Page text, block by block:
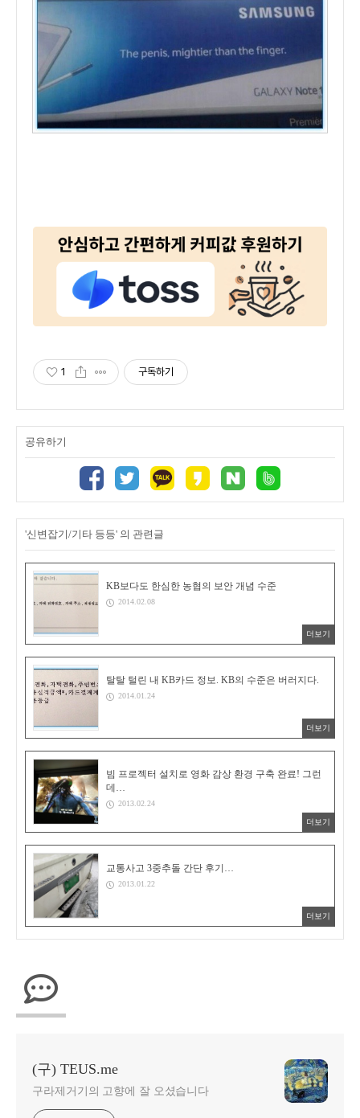
1 구독하기
공유하기
'신변잡기/기타 등등' 의 관련글
KB보다도 한심한 농협의 보안 개념 수준
2014.02.08
더보기
탈탈 털린 내 KB카드 정보. KB의 수준은 버러지다.
2014.01.24
더보기
빔 프로젝터 설치로 영화 감상 환경 구축 완료! 그런
데…
2013.02.24
더보기
교통사고 3중추돌 간단 후기…
2013.01.22
더보기
(구) TEUS.me
구라제거기의 고향에 잘 오셨습니다